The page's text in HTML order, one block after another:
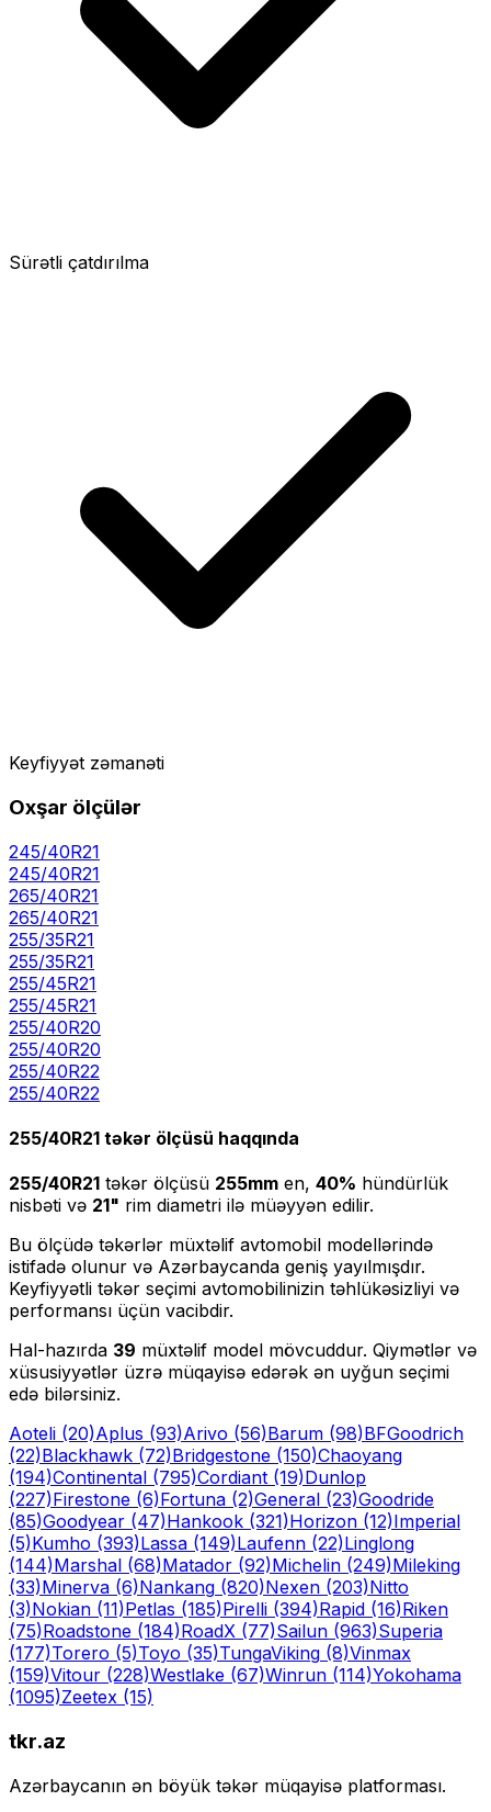
Sürətli çatdırılma
Keyfiyyət zəmanəti
Oxşar ölçülər
245/40R21
245/40R21
265/40R21
265/40R21
255/35R21
255/35R21
255/45R21
255/45R21
255/40R20
255/40R20
255/40R22
255/40R22
255/40R21 təkər ölçüsü haqqında
255/40R21 təkər ölçüsü 255mm en, 40% hündürlük
nisbəti və 21" rim diametri ilə müəyyən edilir.
Bu ölçüdə təkərlər müxtəlif avtomobil modellərində
istifadə olunur və Azərbaycanda geniş yayılmışdır.
Keyfiyyətli təkər seçimi avtomobilinizin təhlükəsizliyi və
performansı üçün vacibdir.
Hal-hazırda 39 müxtəlif model mövcuddur. Qiymətlər və
xüsusiyyətlər üzrə müqayisə edərək ən uyğun seçimi
edə bilərsiniz.
Aoteli (20)Aplus (93)Arivo (56)Barum (98)BFGoodrich
(22)Blackhawk (72)Bridgestone (150)Chaoyang
(194)Continental (795)Cordiant (19)Dunlop
(227)Firestone (6)Fortuna (2)General (23)Goodride
(85)Goodyear (47)Hankook (321)Horizon (12)Imperial
(5)Kumho (393)Lassa (149)Laufenn (22)Linglong
(144)Marshal (68)Matador (92)Michelin (249)Mileking
(33)Minerva (6)Nankang (820)Nexen (203)Nitto
(3)Nokian (11)Petlas (185)Pirelli (394)Rapid (16)Riken
(75)Roadstone (184)RoadX (77)Sailun (963)Superia
(177)Torero (5)Toyo (35)TungaViking (8)Vinmax
(159)Vitour (228)Westlake (67)Winrun (114)Yokohama
(1095)Zeetex (15)
tkr.az
Azərbaycanın ən böyük təkər müqayisə platforması.